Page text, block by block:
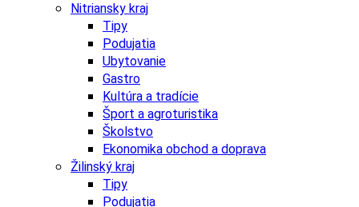
Nitriansky kraj
Tipy
Podujatia
Ubytovanie
Gastro
Kultúra a tradície
Šport a agroturistika
Školstvo
Ekonomika obchod a doprava
Žilinský kraj
Tipy
Podujatia